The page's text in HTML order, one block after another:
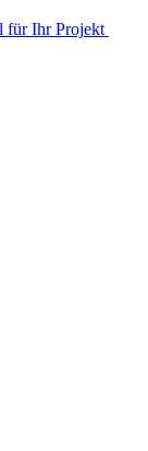
für Ihr Projekt